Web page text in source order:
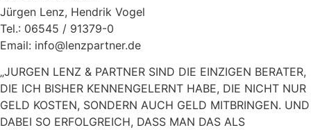
Jürgen Lenz, Hendrik Vogel
Tel.: 06545 / 91379-0
Email: info@lenzpartner.de
„JURGEN LENZ & PARTNER SIND DIE EINZIGEN BERATER,
DIE ICH BISHER KENNENGELERNT HABE, DIE NICHT NUR
GELD KOSTEN, SONDERN AUCH GELD MITBRINGEN. UND
DABEI SO ERFOLGREICH, DASS MAN DAS ALS